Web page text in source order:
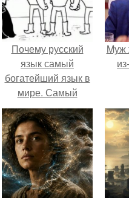
Почему русский
язык самый
богатейший язык в
мире. Самый
лучший и самый
богатый язык в
мире.
Mуж